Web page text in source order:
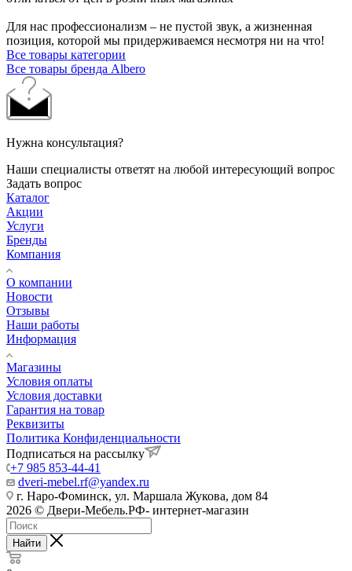
Для нас профессионализм – не пустой звук, а жизненная
позиция, которой мы придерживаемся несмотря ни на что!
Все товары категории
Все товары бренда Albero
Нужна консультация?
Наши специалисты ответят на любой интересующий вопрос
Задать вопрос
Каталог
Акции
Услуги
Бренды
Компания
О компании
Новости
Отзывы
Наши работы
Информация
Магазины
Условия оплаты
Условия доставки
Гарантия на товар
Реквизиты
Политика Конфиденциальности
Подписаться на рассылку
+7 985 853-44-41
dveri-mebel.rf@yandex.ru
г. Наро-Фоминск, ул. Маршала Жукова, дом 84
2026 © Двери-Мебель.РФ- интернет-магазин
Найти